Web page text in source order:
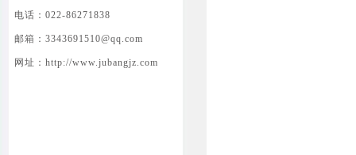
电话：022-86271838
邮箱：3343691510@qq.com
网址：http://www.jubangjz.com